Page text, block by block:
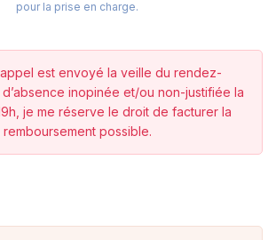
pour la prise en charge.
est envoyé la veille du rendez-
d’absence inopinée et/ou non-justifiée la
je me réserve le droit de facturer la
possible.